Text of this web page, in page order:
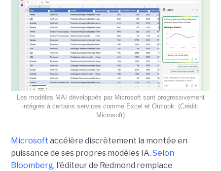
Les modèles MAI développés par Microsoft sont progressivement
intégrés à certains services comme Excel et Outlook. (Crédit:
Microsoft)
Microsoft accélère discrètement la montée en
puissance de ses propres modèles IA. Selon
Bloomberg, l'éditeur de Redmond remplace